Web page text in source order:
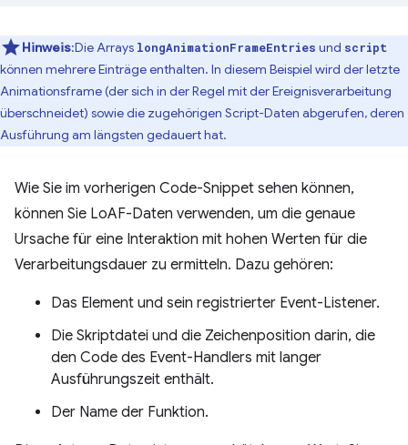
Hinweis:Die Arrays longAnimationFrameEntries und script
können mehrere Einträge enthalten. In diesem Beispiel wird der letzte
Animationsframe (der sich in der Regel mit der Ereignisverarbeitung
überschneidet) sowie die zugehörigen Script-Daten abgerufen, deren
Ausführung am längsten gedauert hat.
Wie Sie im vorherigen Code-Snippet sehen können,
können Sie LoAF-Daten verwenden, um die genaue
Ursache für eine Interaktion mit hohen Werten für die
Verarbeitungsdauer zu ermitteln. Dazu gehören:
Das Element und sein registrierter Event-Listener.
Die Skriptdatei und die Zeichenposition darin, die
den Code des Event-Handlers mit langer
Ausführungszeit enthält.
Der Name der Funktion.